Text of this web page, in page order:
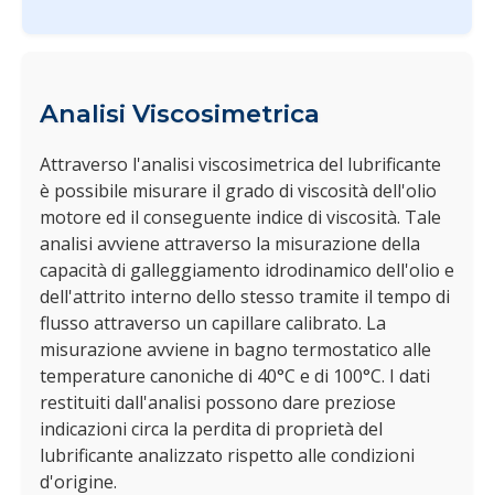
Analisi Viscosimetrica
Attraverso l'analisi viscosimetrica del lubrificante
è possibile misurare il grado di viscosità dell'olio
motore ed il conseguente indice di viscosità. Tale
analisi avviene attraverso la misurazione della
capacità di galleggiamento idrodinamico dell'olio e
dell'attrito interno dello stesso tramite il tempo di
flusso attraverso un capillare calibrato. La
misurazione avviene in bagno termostatico alle
temperature canoniche di 40°C e di 100°C. I dati
restituiti dall'analisi possono dare preziose
indicazioni circa la perdita di proprietà del
lubrificante analizzato rispetto alle condizioni
d'origine.